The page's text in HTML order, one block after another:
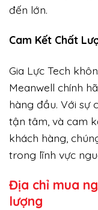
đến lớn.
Cam Kết Chất
Gia Lực Tech
Meanwell chính
hàng đầu. Với sự
tận tâm, và cam
khách hàng,
trong lĩnh vực
Địa chỉ mua
lượng